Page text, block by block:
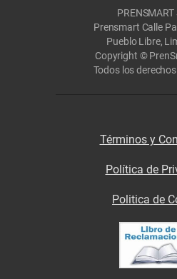
PRENSMART
Prensmart Calle
Pueblo Libre,
Copyright ©
Todos los
Términos y
Política de
Politica de